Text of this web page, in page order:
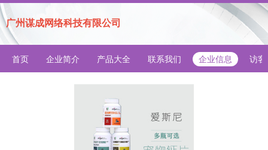
广州谋成网络科技有限公司
首页 企业简介 产品大全 联系我们 企业信息 访客